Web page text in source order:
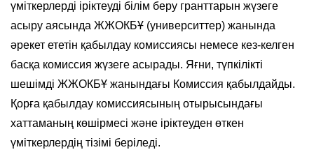
үміткерлерді іріктеуді білім беру гранттарын жүзеге
асыру аясында ЖЖОКБҰ (университтер) жанында
әрекет ететін қабылдау комиссиясы немесе кез-келген
басқа комиссия жүзеге асырады. Яғни, түпкілікті
шешімді ЖЖОКБҰ жанындағы Комиссия қабылдайды.
Қорға қабылдау комиссиясының отырысындағы
хаттаманың көшірмесі және іріктеуден өткен
үміткерлердің тізімі беріледі.